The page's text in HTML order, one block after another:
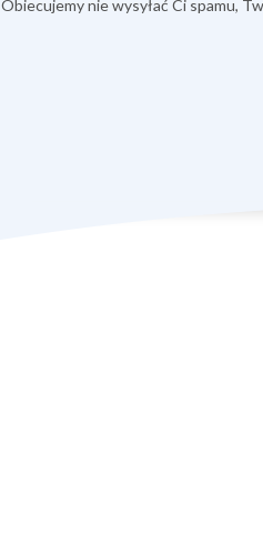
Obiecujemy nie wysyłać Ci spamu,